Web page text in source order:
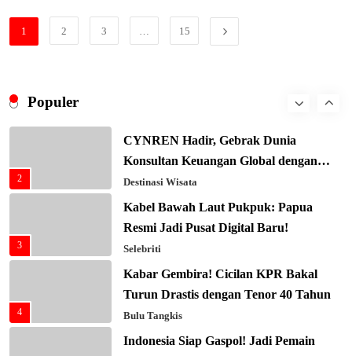
Populer
8
Bergengsi TIME100: Revolusi Medis
Masa Depan!
Hukum & Kriminalitas
2
CYNREN Hadir, Gebrak Dunia
Konsultan Keuangan Global dengan
Sentuhan AI
Destinasi Wisata
3
Kabel Bawah Laut Pukpuk: Papua
Resmi Jadi Pusat Digital Baru!
Selebriti
4
Kabar Gembira! Cicilan KPR Bakal
Turun Drastis dengan Tenor 40 Tahun
Bulu Tangkis
Indonesia Siap Gaspol! Jadi Pemain
1 2 3 … 15